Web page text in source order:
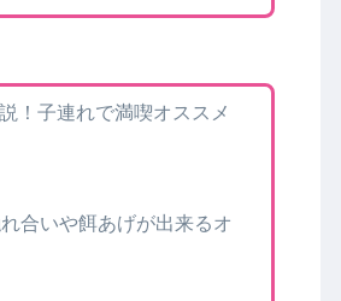
！子連れで満喫オススメ
合いや餌あげが出来るオ